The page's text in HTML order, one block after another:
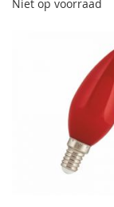
Niet op voorraad